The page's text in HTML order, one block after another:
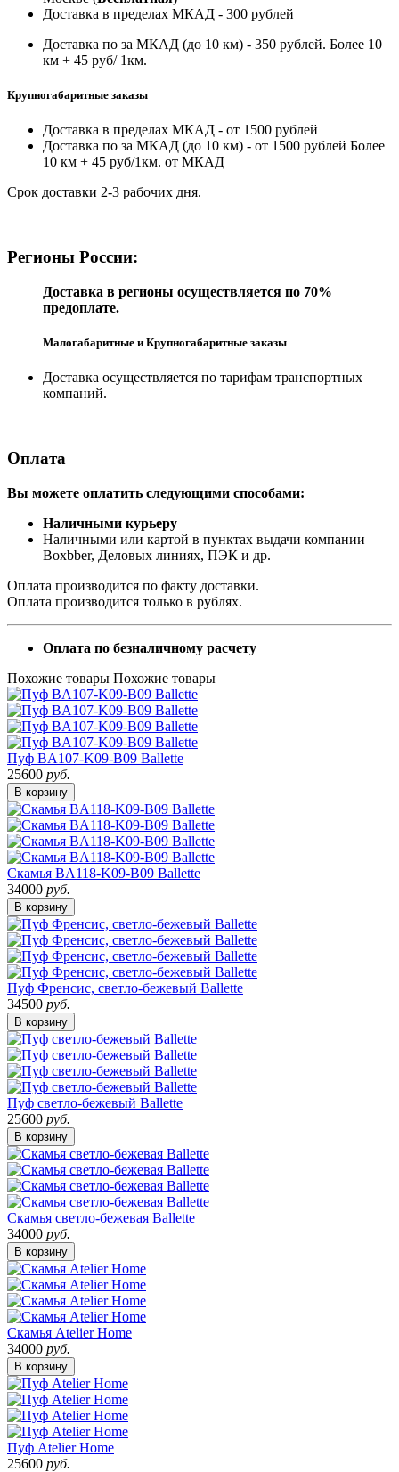
Доставка в пределах МКАД - 300 рублей
Доставка по за МКАД (до 10 км) - 350 рублей. Более 10
км + 45 руб/ 1км.
Крупногабаритные заказы
Доставка в пределах МКАД - от 1500 рублей
Доставка по за МКАД (до 10 км) - от 1500 рублей Более
10 км + 45 руб/1км. от МКАД
Срок доставки 2-3 рабочих дня.
Регионы России:
Доставка в регионы осуществляется по 70%
предоплате.
Малогабаритные и Крупногабаритные заказы
Доставка осуществляется по тарифам транспортных
компаний.
Оплата
Вы можете оплатить следующими способами:
Наличными курьеру
Наличными или картой в пунктах выдачи компании
Boxbber, Деловых линиях, ПЭК и др.
Оплата производится по факту доставки.
Оплата производится только в рублях.
Оплата по безналичному расчету
Похожие товары Похожие товары
Пуф BA107-K09-B09 Ballette
25600 руб.
В корзину
Скамья BA118-K09-B09 Ballette
34000 руб.
В корзину
Пуф Френсис, светло-бежевый Ballette
34500 руб.
В корзину
Пуф светло-бежевый Ballette
25600 руб.
В корзину
Скамья светло-бежевая Ballette
34000 руб.
В корзину
Скамья Atelier Home
34000 руб.
В корзину
Пуф Atelier Home
25600 руб.